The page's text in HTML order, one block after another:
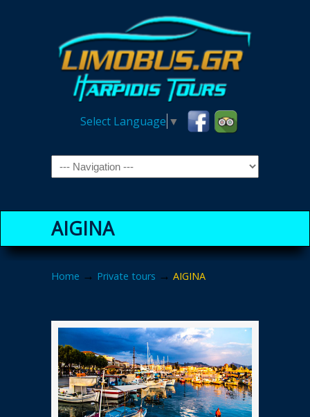
Select Language ▼
Navigation
AIGINA
Home → Private tours → AIGINA